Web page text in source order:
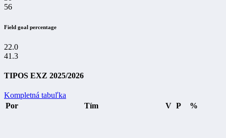
56
Field goal percentage
22.0
41.3
TIPOS EXZ 2025/2026
Kompletná tabuľka
Por
Tím V P %